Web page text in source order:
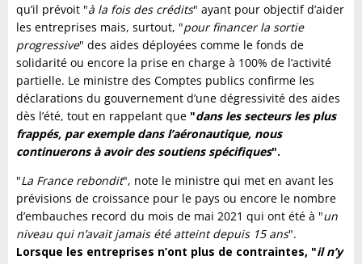
qu’il prévoit "à la fois des crédits" ayant pour objectif d’aider
les entreprises mais, surtout, "pour financer la sortie
progressive" des aides déployées comme le fonds de
solidarité ou encore la prise en charge à 100% de l’activité
partielle. Le ministre des Comptes publics confirme les
déclarations du gouvernement d’une dégressivité des aides
dès l’été, tout en rappelant que "dans les secteurs les plus
frappés, par exemple dans l’aéronautique, nous
continuerons à avoir des soutiens spécifiques".
"La France rebondit", note le ministre qui met en avant les
prévisions de croissance pour le pays ou encore le nombre
d’embauches record du mois de mai 2021 qui ont été à "un
niveau qui n’avait jamais été atteint depuis 15 ans".
Lorsque les entreprises n’ont plus de contraintes, "il n’y